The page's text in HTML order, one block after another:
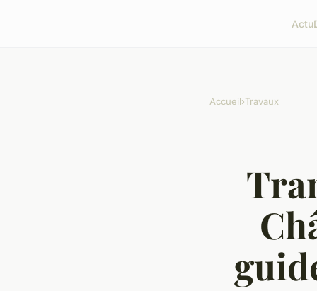
Actu
Accueil›Travaux